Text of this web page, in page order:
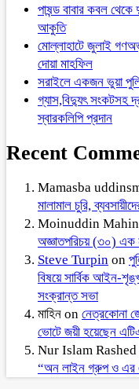
পাষন্ড বাবার কবল
আকুতি
মোল্লাহাটে জুলাই
দোয়া মাহফিল
সরাইলে একজন ভুয়া
গ্যাস,বিদ্যুৎ সংকটসহ
স্বারকলিপি প্রদান
Recent
Mamasba
মালামাল চুরি,
Moinuddin Mahin
অজ্ঞাতপরিচয় (৩০) এক
Steve Turpin on
বিষয়ে সার্বিক আইন-
সংক্রান্ত সভা
মাহিন on নেত্রকোনা
ভোটে জয়ী হয়েছেন
Nur Islam Rashed
“অন লাইন গ্রুপ ও এর